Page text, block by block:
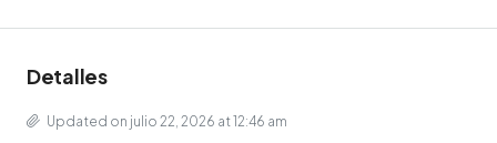
Detalles
Updated on julio 22, 2026 at 12:46 am